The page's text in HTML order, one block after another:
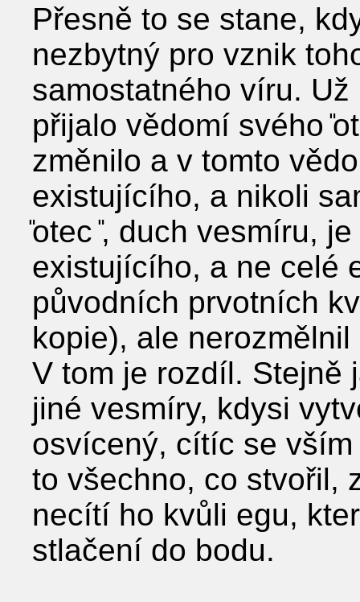
Přesně to se stane,
nezbytný pro vznik
samostatného víru.
přijalo vědomí svého
změnilo a v tomto
existujícího, a nikoli
̎otec ̎, duch vesmíru,
existujícího, a ne celé
původních prvotních
kopie), ale
V tom je rozdíl. Stejně
jiné vesmíry, kdysi
osvícený, cítíc se
to všechno, co stvořil,
necítí ho kvůli egu,
stlačení do bodu.